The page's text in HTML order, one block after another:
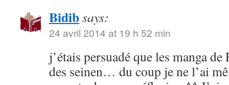
Bidibsays:
24 avril 2014 at 19 h 52 min
j’étais persuadé que les manga
des seinen… du coup je ne l’ai